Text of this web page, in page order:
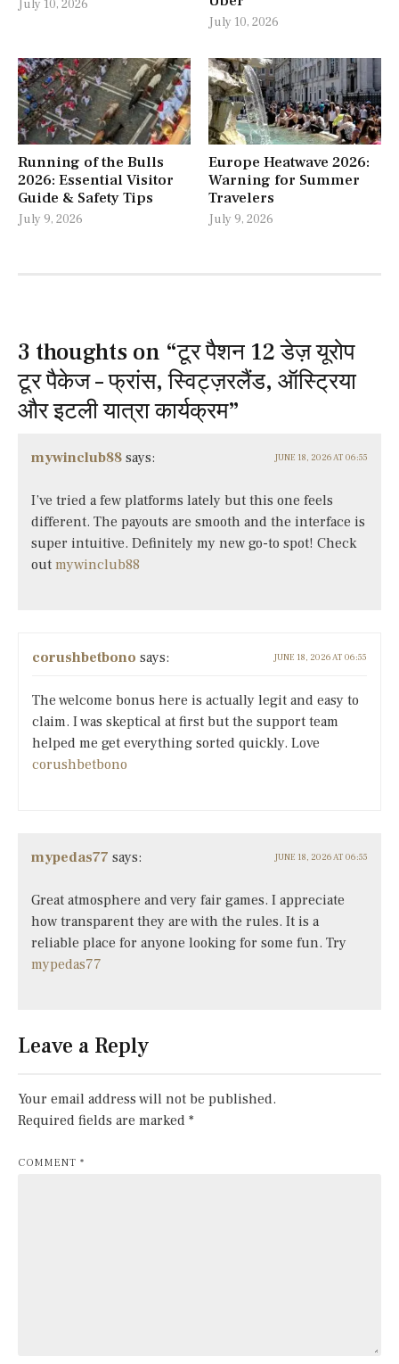
July 10, 2026
July 10, 2026
Running of the Bulls
2026: Essential Visitor
Guide & Safety Tips
July 9, 2026
Europe Heatwave 2026:
Warning for Summer
Travelers
July 9, 2026
3 thoughts on “टूर पैशन 12 डेज़ यूरोप
टूर पैकेज – फ्रांस, स्विट्ज़रलैंड, ऑस्ट्रिया
और इटली यात्रा कार्यक्रम”
mywinclub88 says: JUNE 18, 2026 AT 06:55
I’ve tried a few platforms lately but this one feels
different. The payouts are smooth and the interface is
super intuitive. Definitely my new go-to spot! Check
out mywinclub88
corushbetbono says: JUNE 18, 2026 AT 06:55
The welcome bonus here is actually legit and easy to
claim. I was skeptical at first but the support team
helped me get everything sorted quickly. Love
corushbetbono
mypedas77 says: JUNE 18, 2026 AT 06:55
Great atmosphere and very fair games. I appreciate
how transparent they are with the rules. It is a
reliable place for anyone looking for some fun. Try
mypedas77
Leave a Reply
Your email address will not be published.
Required fields are marked *
COMMENT *